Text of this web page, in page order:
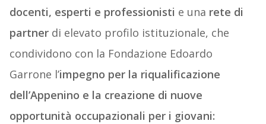
docenti, esperti e professionisti e una rete di
partner di elevato profilo istituzionale, che
condividono con la Fondazione Edoardo
Garrone l’impegno per la riqualificazione
dell’Appenino e la creazione di nuove
opportunità occupazionali per i giovani: